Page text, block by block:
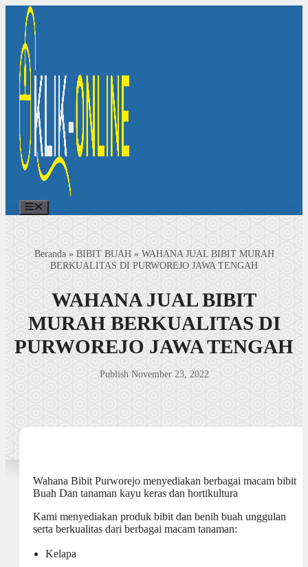
Langsung
Beranda» BIBIT BUAH» WAHANA JUAL BIBIT MURAH
BERKUALITAS DI PURWOREJO JAWA TENGAH
WAHANA JUAL BIBIT
MURAH BERKUALITAS DI
PURWOREJO JAWA TENGAH
Publish November 23, 2022
Wahana Bibit Purworejo menyediakan berbagai macam bibit
Buah Dan tanaman kayu keras dan hortikultura
Kami menyediakan produk bibit dan benih buah unggulan
serta berkualitas dari berbagai macam tanaman:
Kelapa